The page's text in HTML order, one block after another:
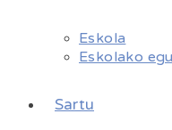
Eskola
Eskolako
Sartu